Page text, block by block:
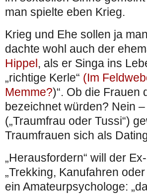
man spielte eben Krieg.
Krieg und Ehe sollen ja
dachte wohl auch der
Hippel, als er Singa ins
„richtige Kerle“ (Im
Memme?)“. Ob die Frauen
bezeichnet würden? Nein
(„Traumfrau oder Tussi“)
Traumfrauen sich als
„Herausfordern“ will der
„Trekking, Kanufahren
ein Amateurpsychologe: